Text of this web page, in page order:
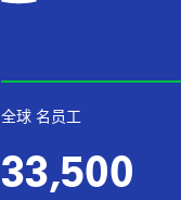
全球 名员工
33,500